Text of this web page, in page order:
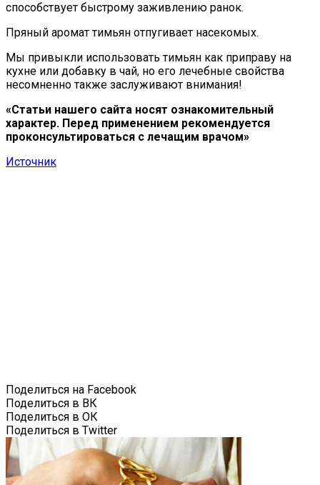
способствует быстрому заживлению ранок.
Пряный аромат тимьян отпугивает насекомых.
Мы привыкли использовать тимьян как приправу на
кухне или добавку в чай, но его лечебные свойства
несомненно также заслуживают внимания!
«Статьи нашего сайта носят ознакомительный
характер. Перед применением рекомендуется
проконсультироваться с лечащим врачом»
Источник
Поделиться на Facebook
Поделиться в ВК
Поделиться в ОК
Поделиться в Twitter